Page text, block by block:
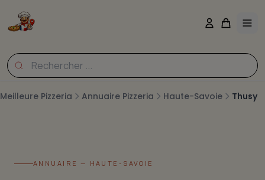
Meilleure Pizzeria Annuaire Pizzeria Haute-Savoie Thusy
ANNUAIRE — HAUTE-SAVOIE